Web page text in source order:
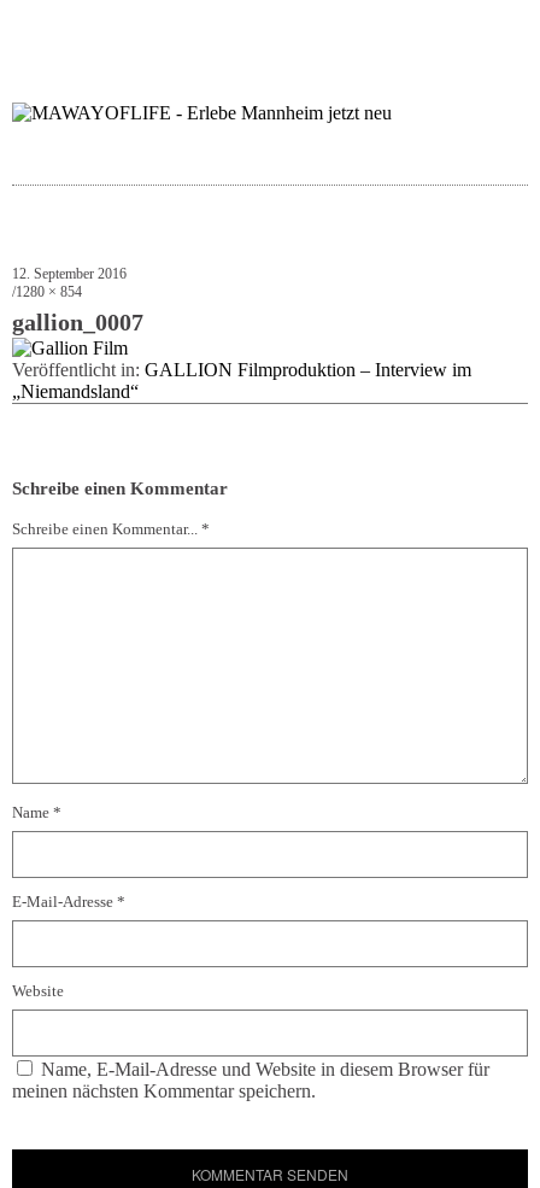
12. September 2016
1280 × 854
gallion_0007
Veröffentlicht in: GALLION Filmproduktion – Interview im
„Niemandsland“
Schreibe einen Kommentar
Schreibe einen Kommentar... *
Name *
E-Mail-Adresse *
Website
Name, E-Mail-Adresse und Website in diesem Browser für
meinen nächsten Kommentar speichern.